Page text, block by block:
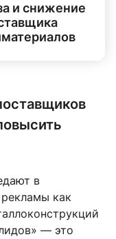
и снижение
в
как
— это